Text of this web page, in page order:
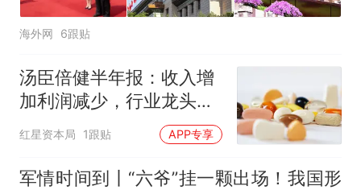
海外网 6跟贴
汤臣倍健半年报：收入增
加利润减少，行业龙头的
AB面
红星资本局 1跟贴 APP专享
军情时间到丨“六爷”挂一颗出场！我国形